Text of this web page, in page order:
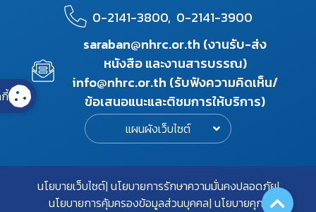
0-2141-3800, 0-2141-3900
saraban@nhrc.or.th (งานรับ-ส่ง
หนังสือ และงานสารบรรณ)
info@nhrc.or.th (รับฟังความคิดเห็น/
ข้อเสนอแนะและติชมการให้บริการ)
แผนผังเว็บไซต์
นโยบายเว็บไซต์ นโยบายการรักษาความมั่นคงปลอดภัย
นโยบายการคุ้มครองข้อมูลส่วนบุคคล นโยบายคุกกี้